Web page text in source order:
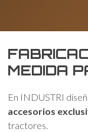
MEDIDA
En INDUSTRI
accesorios
tractores.